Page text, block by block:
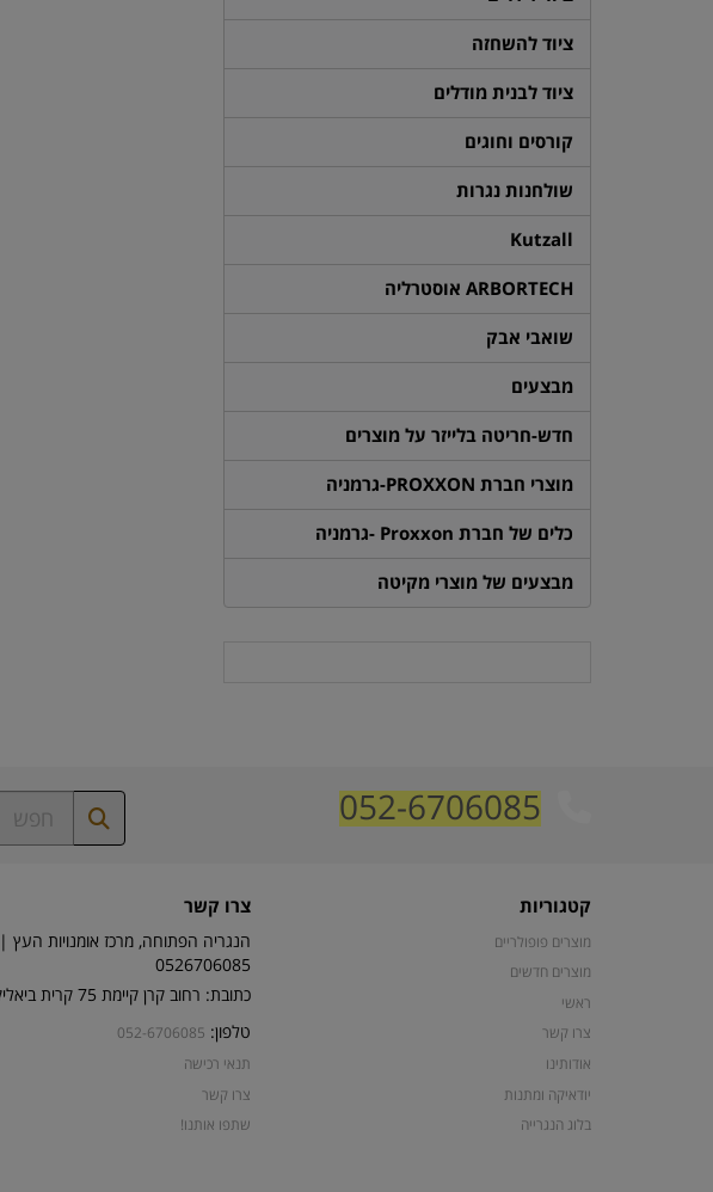
ציוד להשחזה
ציוד לבנית מודלים
קורסים וחוגים
שולחנות נגרות
Kutzall
ARBORTECH אוסטרליה
שואבי אבק
מבצעים
חדש-חריטה בלייזר על מוצרים
מוצרי חברת PROXXON-גרמניה
כלים של חברת Proxxon -גרמניה
מבצעים של מוצרי מקיטה
052-6706085
קטגוריות
מוצרים פופולריים
מוצרים חדשים
ראשי
צרו קשר
אודותינו
יודאיקה ומתנות
בלוג הנגרייה
צרו קשר
הנגריה הפתוחה, מרכז אומנויות העץ |
0526706085
כתובת: רחוב קרן קיימת 75 קרית ביאליק
טלפון: 052-6706085
תנאי רכישה
צרו קשר
שתפו אותנו!